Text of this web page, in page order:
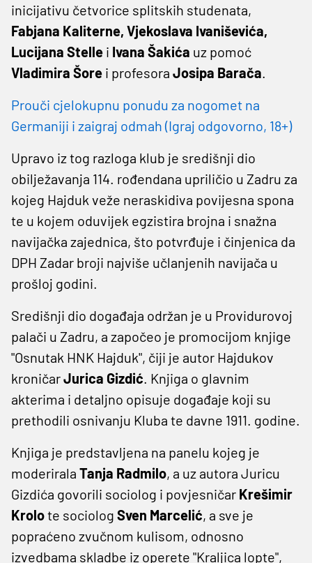
inicijativu četvorice splitskih studenata,
Fabjana Kaliterne, Vjekoslava Ivaniševića,
Lucijana Stelle i Ivana Šakića uz pomoć
Vladimira Šore i profesora Josipa Barača.
Prouči cjelokupnu ponudu za nogomet na
Germaniji i zaigraj odmah (Igraj odgovorno, 18+)
Upravo iz tog razloga klub je središnji dio
obilježavanja 114. rođendana upriličio u Zadru za
kojeg Hajduk veže neraskidiva povijesna spona
te u kojem oduvijek egzistira brojna i snažna
navijačka zajednica, što potvrđuje i činjenica da
DPH Zadar broji najviše učlanjenih navijača u
prošloj godini.
Središnji dio događaja održan je u Providurovoj
palači u Zadru, a započeo je promocijom knjige
"Osnutak HNK Hajduk", čiji je autor Hajdukov
kroničarJurica Gizdić. Knjiga o glavnim
akterima i detaljno opisuje događaje koji su
prethodili osnivanju Kluba te davne 1911. godine.
Knjiga je predstavljena na panelu kojeg je
moderirala Tanja Radmilo, a uz autora Juricu
Gizdića govorili sociolog i povjesničar Krešimir
Krolote sociolog Sven Marcelić, a sve je
popraćeno zvučnom kulisom, odnosno
izvedbama skladbe iz operete "Kraljica lopte",